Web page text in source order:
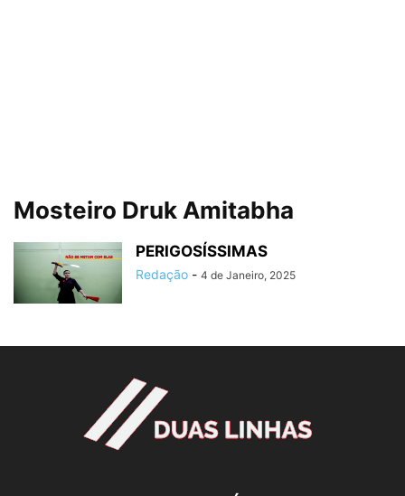
Mosteiro Druk Amitabha
PERIGOSÍSSIMAS
Redação - 4 de Janeiro, 2025